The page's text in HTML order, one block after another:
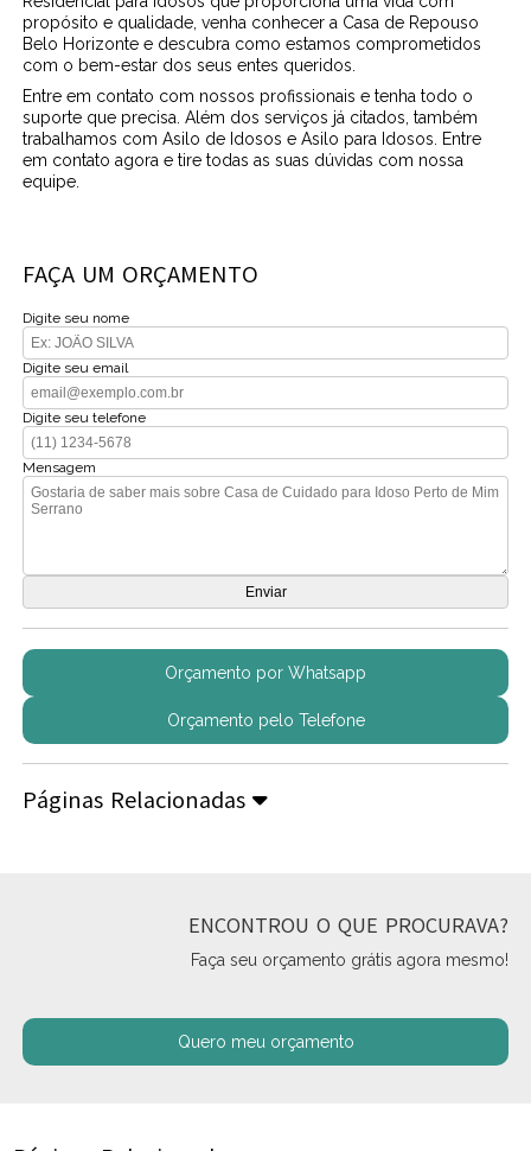
propósito e qualidade, venha conhecer a Casa de Repouso
Belo Horizonte e descubra como estamos comprometidos
com o bem-estar dos seus entes queridos.
Entre em contato com nossos profissionais e tenha todo o
suporte que precisa. Além dos serviços já citados, também
trabalhamos com Asilo de Idosos e Asilo para Idosos. Entre
em contato agora e tire todas as suas dúvidas com nossa
equipe.
FAÇA UM ORÇAMENTO
Digite seu nome
Digite seu email
Digite seu telefone
Mensagem
Orçamento por Whatsapp
Orçamento pelo Telefone
Páginas Relacionadas
ENCONTROU O QUE PROCURAVA?
Faça seu orçamento grátis agora mesmo!
Quero meu orçamento